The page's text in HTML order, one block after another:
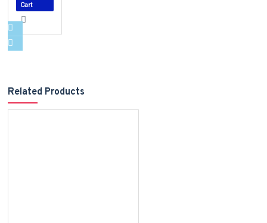
Cart
Related Products